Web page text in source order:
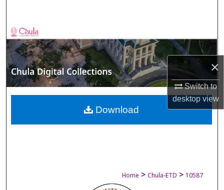
×
Switch to
desktopview
Browse Collections
My Account
About
Digital Commons Network™
Home > Chula-ETD > 10587
Download